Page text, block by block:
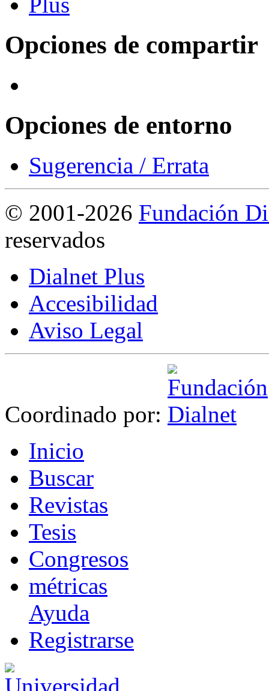
Opciones de compartir
Opciones de entorno
Sugerencia / Errata
© 2001-2026 Fundación
reservados
Dialnet Plus
Accesibilidad
Aviso Legal
Coordinado por:
Inicio
Buscar
Revistas
Tesis
Congresos
métricas
Ayuda
Registrarse